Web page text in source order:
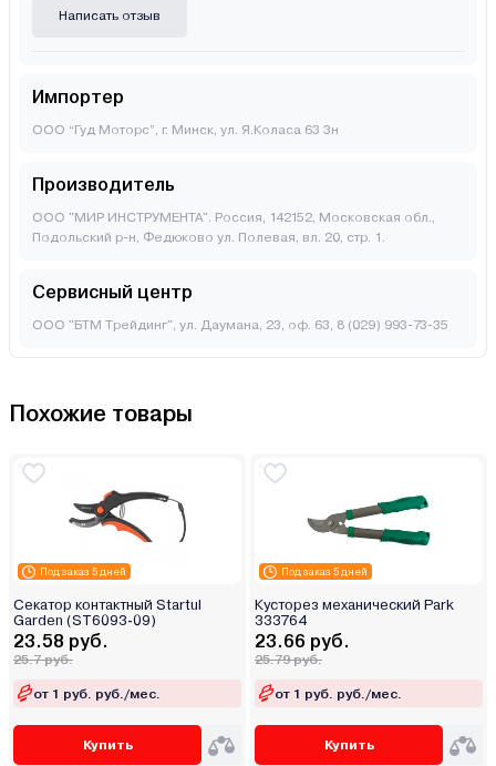
Написать отзыв
Импортер
ООО “Гуд Моторс”, г. Минск, ул. Я.Коласа 63 3н
Производитель
ООО "МИР ИНСТРУМЕНТА". Россия, 142152, Московская обл.,
Подольский р-н, Федюково ул. Полевая, вл. 20, стр. 1.
Сервисный центр
ООО "БТМ Трейдинг", ул. Даумана, 23, оф. 63, 8 (029) 993-73-35
Похожие товары
Под заказ 5 дней
Секатор контактный Startul
Garden (ST6093-09)
23.58 руб.
25.7 руб.
от 1 руб. руб./мес.
Купить
Под заказ 5 дней
Кусторез механический Park
333764
23.66 руб.
25.79 руб.
от 1 руб. руб./мес.
Купить